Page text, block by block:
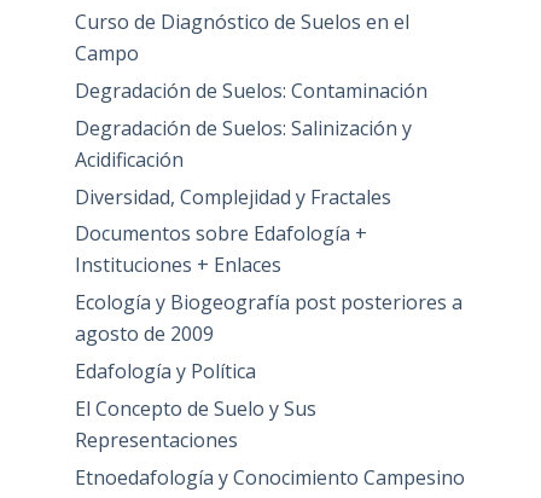
Curso de Diagnóstico de Suelos en el
Campo
Degradación de Suelos: Contaminación
Degradación de Suelos: Salinización y
Acidificación
Diversidad, Complejidad y Fractales
Documentos sobre Edafología +
Instituciones + Enlaces
Ecología y Biogeografía post posteriores a
agosto de 2009
Edafología y Política
El Concepto de Suelo y Sus
Representaciones
Etnoedafología y Conocimiento Campesino